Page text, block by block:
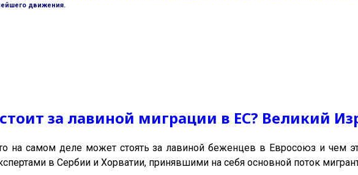
движения.
за лавиной миграции в ЕС? Великий
на самом деле может стоять за лавиной беженцев в Евросоюз и чем
в Сербии и Хорватии, принявшими на себя основной поток